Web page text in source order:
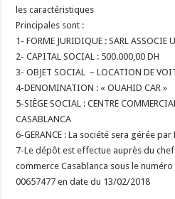
les caractéristiques
Principales sont :
1- FORME JURIDIQUE : SARL ASSOCIE
2- CAPITAL SOCIAL : 500.000,00 DH
3- OBJET SOCIAL – LOCATION DE
4-DENOMINATION : « OUAHID CAR »
5-SIÈGE SOCIAL : CENTRE
CASABLANCA
6-GERANCE : La société sera gérée
7-Le dépôt est effectue auprès du
commerce Casablanca sous le numéro
00657477 en date du 13/02/2018